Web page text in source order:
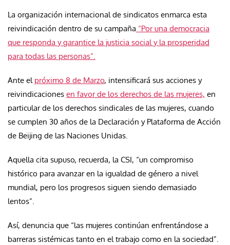
La organización internacional de sindicatos enmarca esta
reivindicación dentro de su campaña “Por una democracia
que responda y garantice la justicia social y la prosperidad
para todas las personas”.
Ante el próximo 8 de Marzo, intensificará sus acciones y
reivindicaciones en favor de los derechos de las mujeres, en
particular de los derechos sindicales de las mujeres, cuando
se cumplen 30 años de la Declaración y Plataforma de Acción
de Beijing de las Naciones Unidas.
Aquella cita supuso, recuerda, la CSI, “un compromiso
histórico para avanzar en la igualdad de género a nivel
mundial, pero los progresos siguen siendo demasiado
lentos”.
Así, denuncia que “las mujeres continúan enfrentándose a
barreras sistémicas tanto en el trabajo como en la sociedad”.